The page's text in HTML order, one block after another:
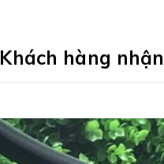
Khách hàng